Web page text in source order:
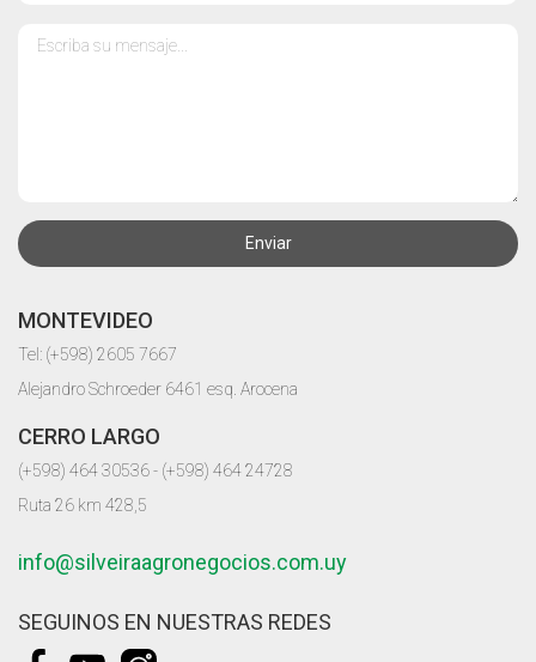
Enviar
MONTEVIDEO
Tel: (+598) 2605 7667
Alejandro Schroeder 6461 esq. Arocena
CERRO LARGO
(+598) 464 30536 - (+598) 464 24728
Ruta 26 km 428,5
info@silveiraagronegocios.com.uy
SEGUINOS EN NUESTRAS REDES